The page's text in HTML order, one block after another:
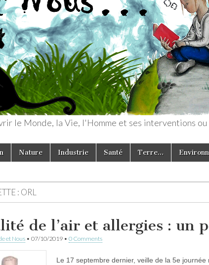
le Monde, la Vie, l'Homme et ses interventions
Nature Industrie Santé Terre…
: ORL
de l’air et allergies : un
et Nous • 07/10/2019 • 0 Comments
Le 17 septembre dernier, veille de la 5e journée